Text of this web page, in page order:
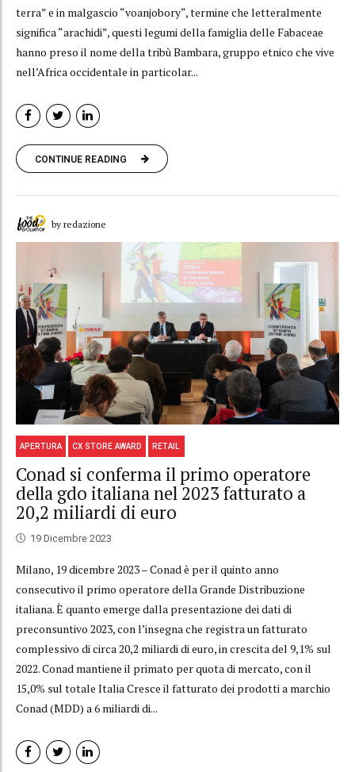
terra” e in malgascio “voanjobory“, termine che letteralmente
significa “arachidi”, questi legumi della famiglia delle Fabaceae
hanno preso il nome della tribù Bambara, gruppo etnico che vive
nell’Africa occidentale in particolar...
CONTINUE READING
by redazione
APERTURA CX STORE AWARD RETAIL
Conad si conferma il primo operatore
della gdo italiana nel 2023 fatturato a
20,2 miliardi di euro
19 Dicembre 2023
Milano, 19 dicembre 2023 – Conad è per il quinto anno
consecutivo il primo operatore della Grande Distribuzione
italiana. È quanto emerge dalla presentazione dei dati di
preconsuntivo 2023, con l’insegna che registra un fatturato
complessivo di circa 20,2 miliardi di euro, in crescita del 9,1% sul
2022. Conad mantiene il primato per quota di mercato, con il
15,0% sul totale Italia Cresce il fatturato dei prodotti a marchio
Conad (MDD) a 6 miliardi di...